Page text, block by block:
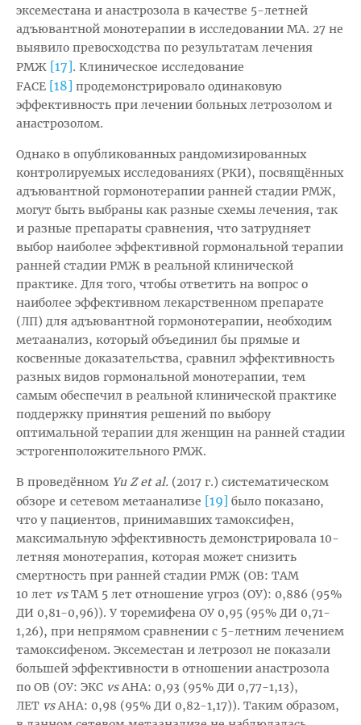
эксеместана и анастрозола в качестве 5-летней
адъювантной монотерапии в исследовании MA. 27 не
выявило превосходства по результатам лечения
РМЖ [17]. Клиническое исследование
FACE [18] продемонстрировало одинаковую
эффективность при лечении больных летрозолом и
анастрозолом.
Однако в опубликованных рандомизированных
контролируемых исследованиях (РКИ), посвящённых
адъювантной гормонотерапии ранней стадии РМЖ,
могут быть выбраны как разные схемы лечения, так
и разные препараты сравнения, что затрудняет
выбор наиболее эффективной гормональной терапии
ранней стадии РМЖ в реальной клинической
практике. Для того, чтобы ответить на вопрос о
наиболее эффективном лекарственном препарате
(ЛП) для адъювантной гормонотерапии, необходим
метаанализ, который объединил бы прямые и
косвенные доказательства, сравнил эффективность
разных видов гормональной монотерапии, тем
самым обеспечил в реальной клинической практике
поддержку принятия решений по выбору
оптимальной терапии для женщин на ранней стадии
эстрогенположительного РМЖ.
В проведённом Yu Z et al. (2017 г.) систематическом
обзоре и сетевом метаанализе [19] было показано,
что у пациентов, принимавших тамоксифен,
максимальную эффективность демонстрировала 10-
летняя монотерапия, которая может снизить
смертность при ранней стадии РМЖ (ОВ: TАМ
10 лет vsTАМ 5 лет отношение угроз (ОУ): 0,886 (95 %
ДИ 0,81-0,96)). У торемифена ОУ 0,95 (95 % ДИ 0,71-
1,26), при непрямом сравнении с 5-летним лечением
тамоксифеном. Эксеместан и летрозол не показали
большей эффективности в отношении анастрозола
по ОВ (ОУ: ЭКС vsАНА: 0,93 (95 % ДИ 0,77-1,13),
ЛЕТ vsAНА: 0,98 (95 % ДИ 0,82-1,17)). Таким образом,